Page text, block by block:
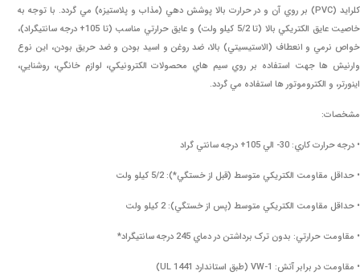
کلرايد (PVC) بر روي آن و در حرارت بالا پوشش دهي (مذاب و پلاستيزه) مي گردد. با توجه به
خاصيت عايق الکتريکي بالا (تا 5/2 کيلو ولت) و عايق حرارتي مناسب (تا 105+ درجه سانتيگراد)،
خواص نرمي و انعطاف (الاستيسيتي) بالا، ضد روغن و اسيد بودن و ضد حريق بودن، اين نوع
وارنيش ها جهت استفاده بر روي سيم هاي محصولات الکترونيکي، لوازم خانگي، روشنايي،
اينورتر، و الکتروموتور ها استفاده مي گردد.
مشخصات:
• درجه حرارت کاري: 30- الي 105+ درجه سانتي گراد
• حداقل مقاومت الکتريکي متوسط (قبل از خستگي*): 5/2 کيلو ولت
• حداقل مقاومت الکتريکي متوسط (پس از خستگي): 2 کيلو ولت
• مقاومت حرارتي: بدون ترک برداشتن در دماي 245 درجه سانتيگراد*
• مقاومت در برابر آتش: 1-VW (طبق استاندارد 1441 UL)